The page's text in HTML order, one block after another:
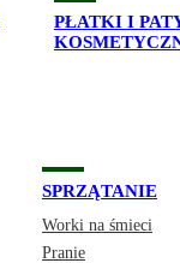
PŁATKI I
SPRZĄTANIE
Worki na śmieci
Pranie